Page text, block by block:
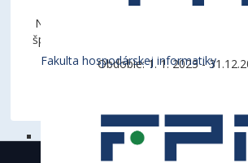
Fakulta hospodárskej informatiky
Názov projektu: Viacúčelová športová
športové centrum pri Ekonomickej
Obdobie: 1. 1. 2023 -